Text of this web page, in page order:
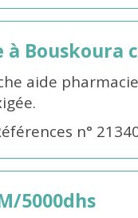
à Bouskoura
aide
n°
5000dhs